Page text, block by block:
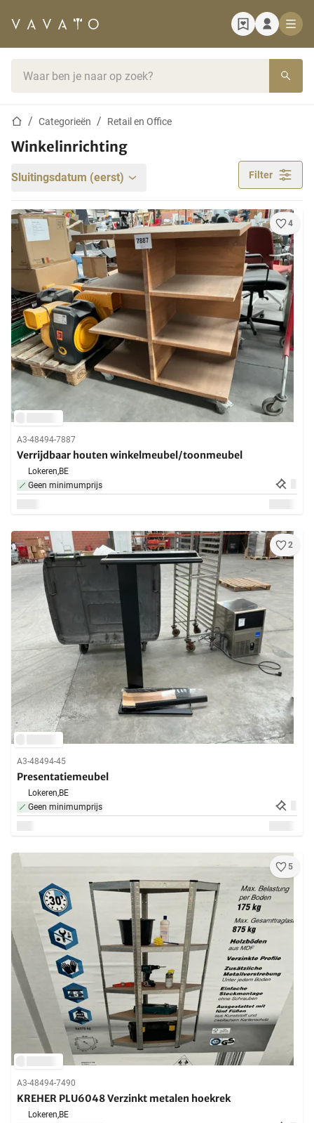
StartpaginaCategorieën Retail en Office
Winkelinrichting
Sluitingsdatum (eerst) Filter
4
A3-48494-7887
Verrijdbaar houten winkelmeubel/toonmeubel
Lokeren,BE
Geen minimumprijs
2
A3-48494-45
Presentatiemeubel
Lokeren,BE
Geen minimumprijs
5
A3-48494-7490
KREHER PLU6048 Verzinkt metalen hoekrek
Lokeren,BE